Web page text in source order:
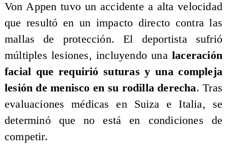
Von Appen tuvo un accidente a alta velocidad
que resultó en un impacto directo contra las
mallas de protección. El deportista sufrió
múltiples lesiones, incluyendo unalaceración
facial que requirió suturas y una compleja
lesión de menisco en su rodilla derecha. Tras
evaluaciones médicas en Suiza e Italia, se
determinó que no está en condiciones de
competir.